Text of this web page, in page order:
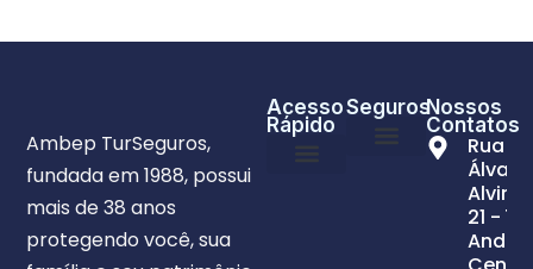
Ambep TurSeguros,
fundada em 1988, possui
mais de 38 anos
protegendo você, sua
Acesso
Rápido
SegurosNossos
Contatos
Rua
Álvaro
Alvim,
21 - 7º
Andar